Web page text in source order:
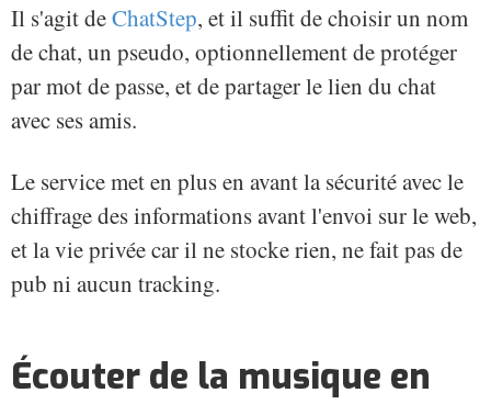
Il s'agit deChatStep, et il suffit de choisir un nom
de chat, un pseudo, optionnellement de protéger
par mot de passe, et de partager le lien du chat
avec ses amis.
Le service met en plus en avant la sécurité avec le
chiffrage des informations avant l'envoi sur le web,
et la vie privée car il ne stocke rien, ne fait pas de
pub ni aucun tracking.
Écouter de la musique en